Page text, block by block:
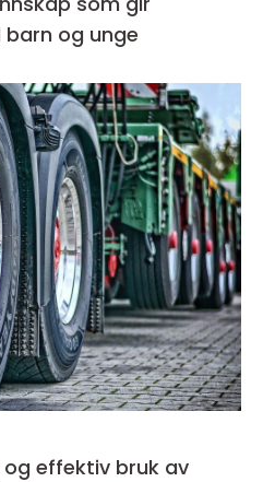
og unge